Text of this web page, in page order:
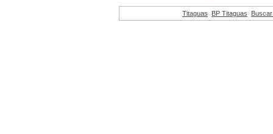
Titaguas BP Titaguas